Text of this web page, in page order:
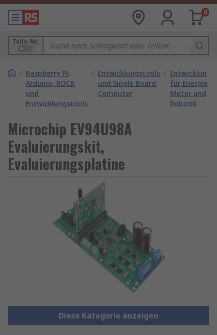
0
Teile-Nr.
/ Raspberry Pi,
Arduino, ROCK
und
Entwicklungstools
/ Entwicklungstools
und Single Board
Computer
/
für Energie,
Motor und
Robotik
Microchip EV94U98A
Evaluierungskit,
Evaluierungsplatine
Diese Kategorie anzeigen